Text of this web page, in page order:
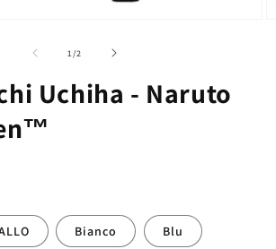
1 /su
2
Uchiha - Naruto
Bianco Blu